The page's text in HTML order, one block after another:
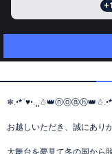
+1
お越しいただき、誠にあり
大舞台を夢見て冬の国から